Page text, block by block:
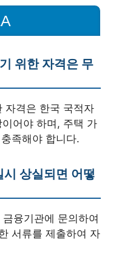
위한 자격은 무
자격은 한국 국적자
어야 하며, 주택 가
족해야 합니다.
상실되면 어떻
융기관에 문의하여
서류를 제출하여 자